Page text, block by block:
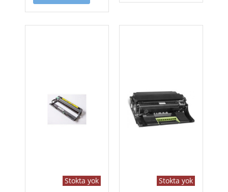
Stokta yok
Stokta yok